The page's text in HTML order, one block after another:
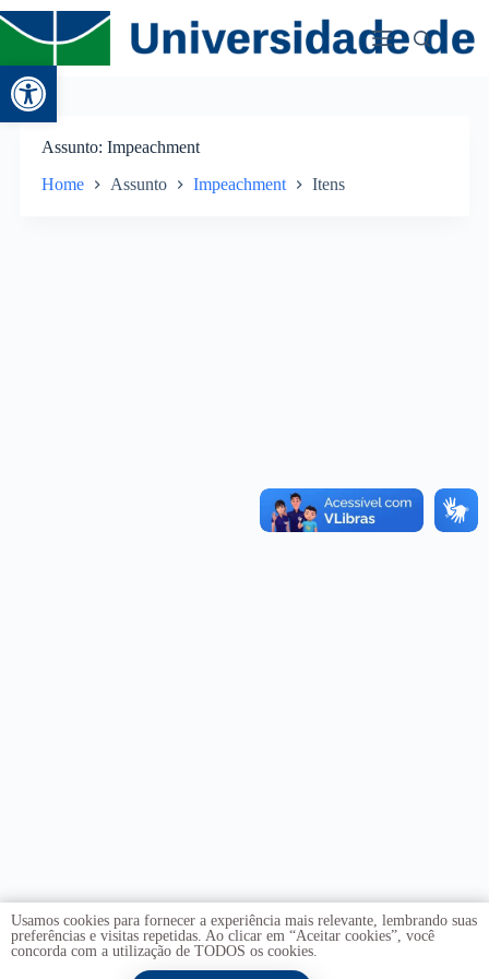
Abrir a barra de ferramentas
Assunto Impeachment
Home Assunto Impeachment Itens
Usamos cookies para fornecer a experiência mais relevante, lembrando suas
preferências e visitas repetidas. Ao clicar em “Aceitar cookies”, você
concorda com a utilização de TODOS os cookies.